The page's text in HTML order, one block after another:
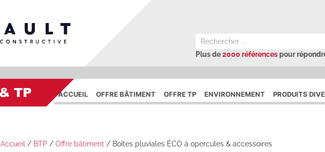
Plus de2000 référencespour
ACCUEIL OFFRE BÂTIMENT OFFRE TP ENVIRONNEMENT PRODUITS
Accueil / BTP / Offre bâtiment / Boîtes pluviales ÉCO à opercules & accessoires